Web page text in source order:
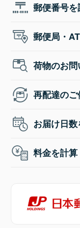
郵便番号
郵便局・
荷物のお
再配達の
お届け日
料金を計